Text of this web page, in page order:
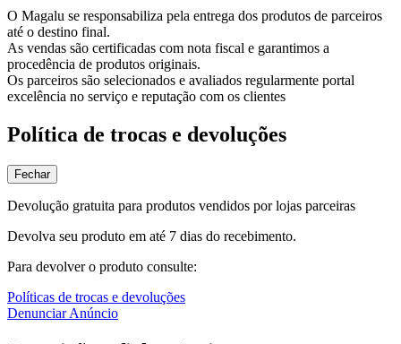
O Magalu se responsabiliza pela entrega dos produtos de parceiros
até o destino final.
As vendas são certificadas com nota fiscal e garantimos a
procedência de produtos originais.
Os parceiros são selecionados e avaliados regularmente portal
excelência no serviço e reputação com os clientes
Política de trocas e devoluções
Fechar
Devolução gratuita para produtos vendidos por lojas parceiras
Devolva seu produto em até 7 dias do recebimento.
Para devolver o produto consulte:
Políticas de trocas e devoluções
Denunciar Anúncio